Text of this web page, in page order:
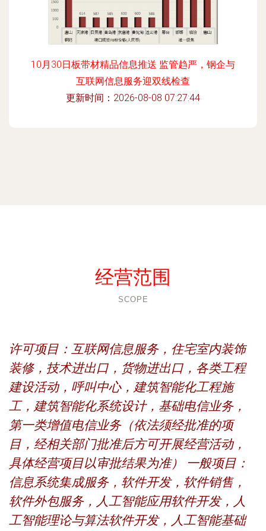
10月30日板带材精品信息推送 监管趋严，钢企与
互联网信息服务迎双线检查
更新时间：2026-08-08 07:27:44
经营范围
SCOPE
许可项目：互联网信息服务，住宅室内装饰
装修，技术进出口，货物进出口，各类工程
建设活动，呼叫中心，建筑智能化工程施
工，建筑智能化系统设计，基础电信业务，
第一类增值电信业务（依法须经批准的项
目，经相关部门批准后方可开展经营活动，
具体经营项目以审批结果为准） 一般项目：
信息系统集成服务，软件开发，软件销售，
软件外包服务，人工智能应用软件开发，人
工智能理论与算法软件开发，人工智能基础